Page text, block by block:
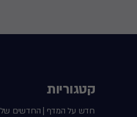
קטגוריות
חדש על המדף | החדשים של